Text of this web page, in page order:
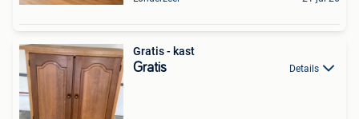
Gratis - kast
Gratis Details